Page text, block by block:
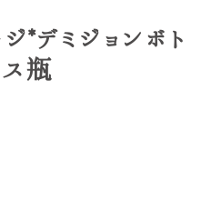
*デミジョンボト
瓶